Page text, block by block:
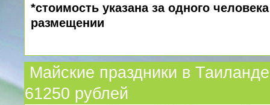
*стоимость указана за одного
размещении
Майские праздники в
61250 рублей